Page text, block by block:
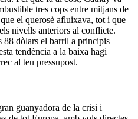
tres cops entre mitjans de
el querosè afluixava, tot i que
nivells anteriors al conflicte.
88 dòlars el barril a principis
tendència a la baixa hagi
al teu pressupost.
guanyadora de la crisi i